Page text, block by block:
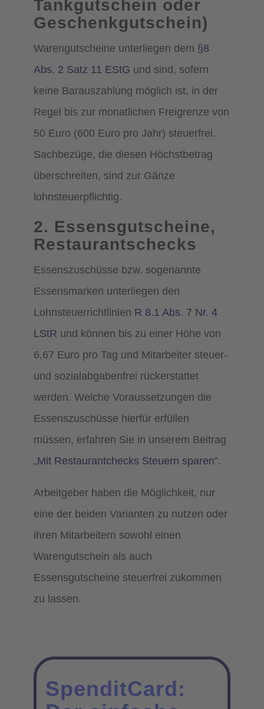
Tankgutschein oder
Geschenkgutschein)
Warengutscheine unterliegen dem §8
Abs. 2 Satz 11 EStG und sind, sofern
keine Barauszahlung möglich ist, in der
Regel bis zur monatlichen Freigrenze von
50 Euro (600 Euro pro Jahr) steuerfrei.
Sachbezüge, die diesen Höchstbetrag
überschreiten, sind zur Gänze
lohnsteuerpflichtig.
2. Essensgutscheine,
Restaurantschecks
Essenszuschüsse bzw. sogenannte
Essensmarken unterliegen den
Lohnsteuerrichtlinien R 8.1 Abs. 7 Nr. 4
LStR und können bis zu einer Höhe von
6,67 Euro pro Tag und Mitarbeiter steuer-
und sozialabgabenfrei rückerstattet
werden. Welche Voraussetzungen die
Essenszuschüsse hierfür erfüllen
müssen, erfahren Sie in unserem Beitrag
„Mit Restaurantchecks Steuern sparen”.
Arbeitgeber haben die Möglichkeit, nur
eine der beiden Varianten zu nutzen oder
ihren Mitarbeitern sowohl einen
Warengutschein als auch
Essensgutscheine steuerfrei zukommen
zu lassen.
SpenditCard: